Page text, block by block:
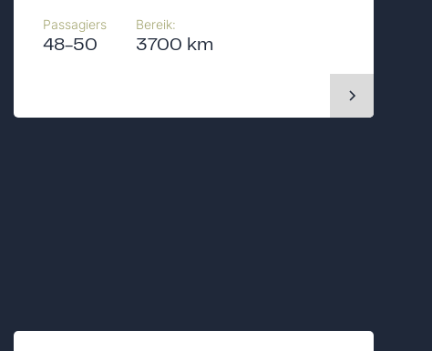
Passagiers
48-50
Bereik:
3700 km